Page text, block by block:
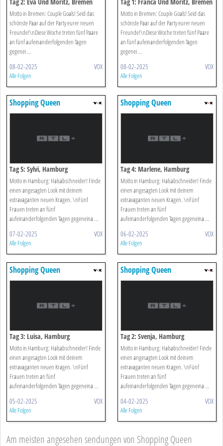
Tag 2: Eva Und Moritz, Bremen
Motto in Bremen: Couple Goals! Seid das
schönste Paar auf der Party eurer neuen
Freunde!\nDiese Woche treten fünf Paare
an fünf aufeinanderfolgenden Tagen
gegenei ...
08-02-2025 VOX
Alle Folgen
Tag 1: Franca Und Moritz, Bremen
Motto in Bremen: Couple Goals! Seid das
schönste Paar auf der Party eurer neuen
Freunde!\nDiese Woche treten fünf Paare
an fünf aufeinanderfolgenden Tagen
gegenei ...
08-02-2025 VOX
Alle Folgen
Shopping Queen
Tag 5: Sylvi, Hamburg
Motto in Hamburg: Halsabschneider! Finde
einen angesagten Look mit deinem
extravaganten neuen Kragen. \nFünf
Frauen treten an fünf
aufeinanderfolgenden Tagen gegeneina ...
07-02-2025 VOX
Alle Folgen
Shopping Queen
Tag 4: Marlene, Hamburg
Motto in Hamburg: Halsabschneider! Finde
einen angesagten Look mit deinem
extravaganten neuen Kragen. \nFünf
Frauen treten an fünf
aufeinanderfolgenden Tagen gegeneina ...
06-02-2025 VOX
Alle Folgen
Shopping Queen
Tag 3: Luisa, Hamburg
Motto in Hamburg: Halsabschneider! Finde
einen angesagten Look mit deinem
extravaganten neuen Kragen. \nFünf
Frauen treten an fünf
aufeinanderfolgenden Tagen gegeneina ...
05-02-2025 VOX
Alle Folgen
Shopping Queen
Tag 2: Svenja, Hamburg
Motto in Hamburg: Halsabschneider! Finde
einen angesagten Look mit deinem
extravaganten neuen Kragen. \nFünf
Frauen treten an fünf
aufeinanderfolgenden Tagen gegeneina ...
04-02-2025 VOX
Alle Folgen
Am meisten angesehen sendungen von Shopping Queen